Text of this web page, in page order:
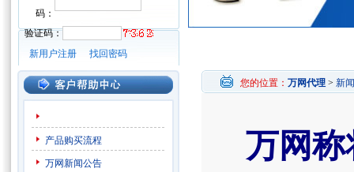
码：
验证码：
新用户注册
找回密码
产品购买流程
万网新闻公告
您的位置： 万网代理 > 新
万网